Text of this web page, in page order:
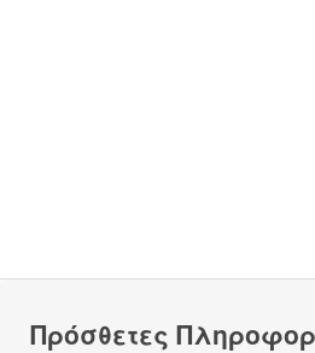
Πρόσθετες